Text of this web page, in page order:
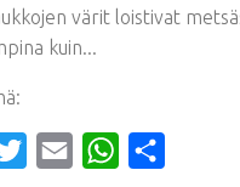
värit loistivat
kuin...
TwitterEmail WhatsApp